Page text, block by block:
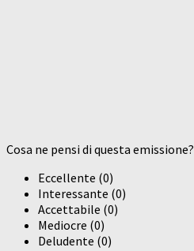
Cosa ne pensi di questa emissione?
Eccellente (0)
Interessante (0)
Accettabile (0)
Mediocre (0)
Deludente (0)